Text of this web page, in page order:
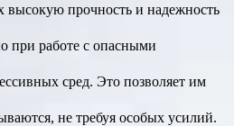
высокую прочность и надежность
при работе с опасными
сред. Это позволяет им
не требуя особых усилий.